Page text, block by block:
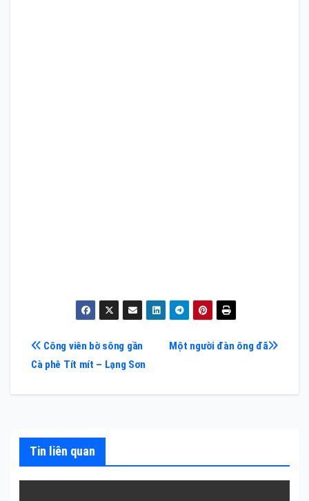
Điều
hướng
viết
Một người đàn ông đã
Công viên bờ sông gần
Cà phê Tít mít – Lạng Sơn
Tin liên quan